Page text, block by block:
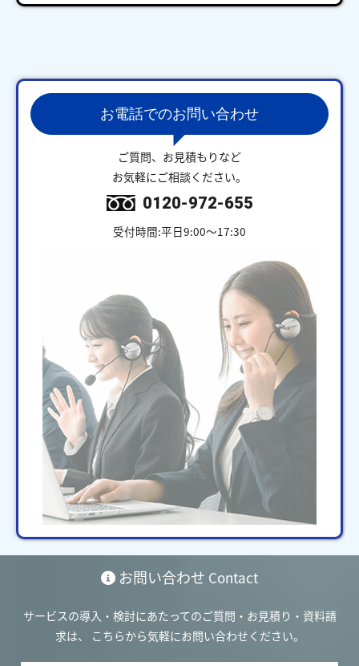
お電話でのお問い合わせ
ご質問、お見積もりなど
お気軽にご相談ください。
0120-972-655
受付時間:平日9:00～17:30
お問い合わせ Contact
サービスの導入・検討にあたってのご質問・お見積り・資料請
求は、
こちらから気軽にお問い合わせください。